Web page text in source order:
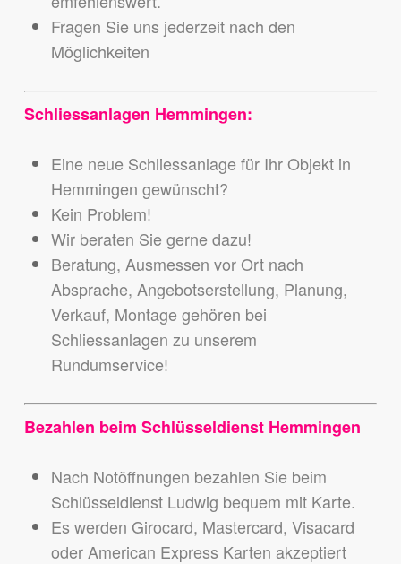
Fragen Sie uns jederzeit nach den
Möglichkeiten
Schliessanlagen Hemmingen:
Eine neue Schliessanlage für Ihr Objekt in
Hemmingen gewünscht?
Kein Problem!
Wir beraten Sie gerne dazu!
Beratung, Ausmessen vor Ort nach
Absprache, Angebotserstellung, Planung,
Verkauf, Montage gehören bei
Schliessanlagen zu unserem
Rundumservice!
Bezahlen beim Schlüsseldienst Hemmingen
Nach Notöffnungen bezahlen Sie beim
Schlüsseldienst Ludwig bequem mit Karte.
Es werden Girocard, Mastercard, Visacard
oder American Express Karten akzeptiert